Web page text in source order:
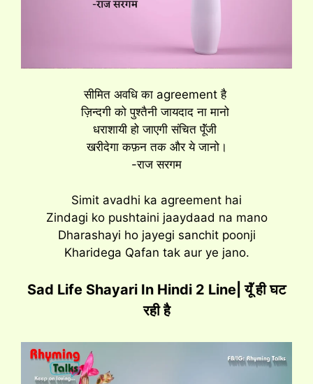
सीमित अवधि का agreement है
ज़िन्दगी को पुश्तैनी जायदाद ना मानो
धराशायी हो जाएगी संचित पूॅंजी
खरीदेगा कफ़न तक और ये जानो।
-राज सरगम
Simit avadhi ka agreement hai
Zindagi ko pushtaini jaaydaad na mano
Dharashayi ho jayegi sanchit poonji
Kharidega Qafan tak aur ye jano.
Sad Life Shayari In Hindi 2 Line| यूॅं ही घट
रही है